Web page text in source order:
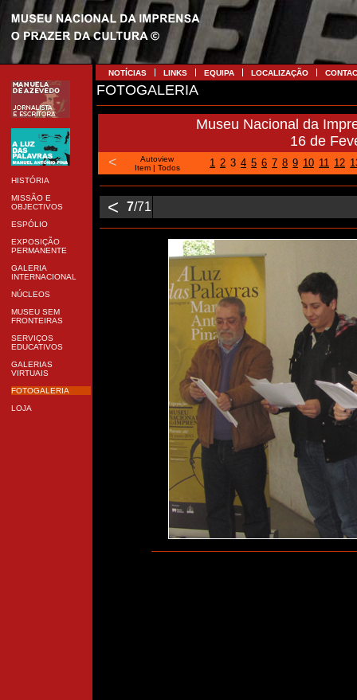
HISTÓRIA
MISSÃO E
OBJECTIVOS
ESPÓLIO
EXPOSIÇÃO
PERMANENTE
GALERIA
INTERNACIONAL
NÚCLEOS
MUSEU SEM
FRONTEIRAS
SERVIÇOS
EDUCATIVOS
GALERIAS
VIRTUAIS
FOTOGALERIA
LOJA
NOTÍCIAS LINKS EQUIPA LOCALIZAÇÃO
FOTOGALERIA
Museu Nacional da
16 de
<
Autoview
Item| Todos 1 2 3 4 5 6 7 8 9 10 11 12
< 7/71